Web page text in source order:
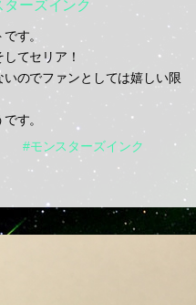
ーズインク
す。
てセリア！
のでファンとしては嬉しい限
す。
#モンスターズインク